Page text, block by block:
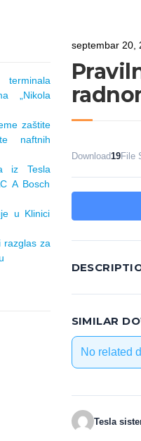
septembar 20,
Download19File
SIMILAR
No related
Tesla
„Nikola
zaštite
naftnih
iz Tesla
A Bosch
u Klinici
razglas za